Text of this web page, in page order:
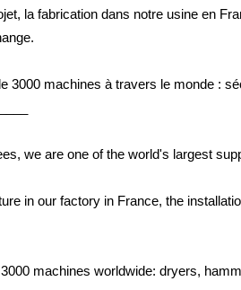
la fabrication dans notre usine en
3000 machines à travers le monde :
we are one of the world's largest
in our factory in France, the
machines worldwide: dryers,